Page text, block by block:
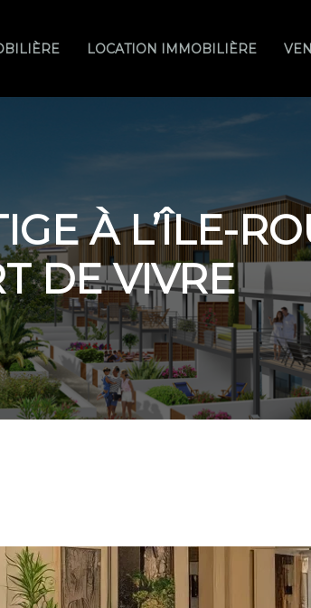
LOCATION IMMOBILIÈRE
À L’ÎLE-
DE VIVRE